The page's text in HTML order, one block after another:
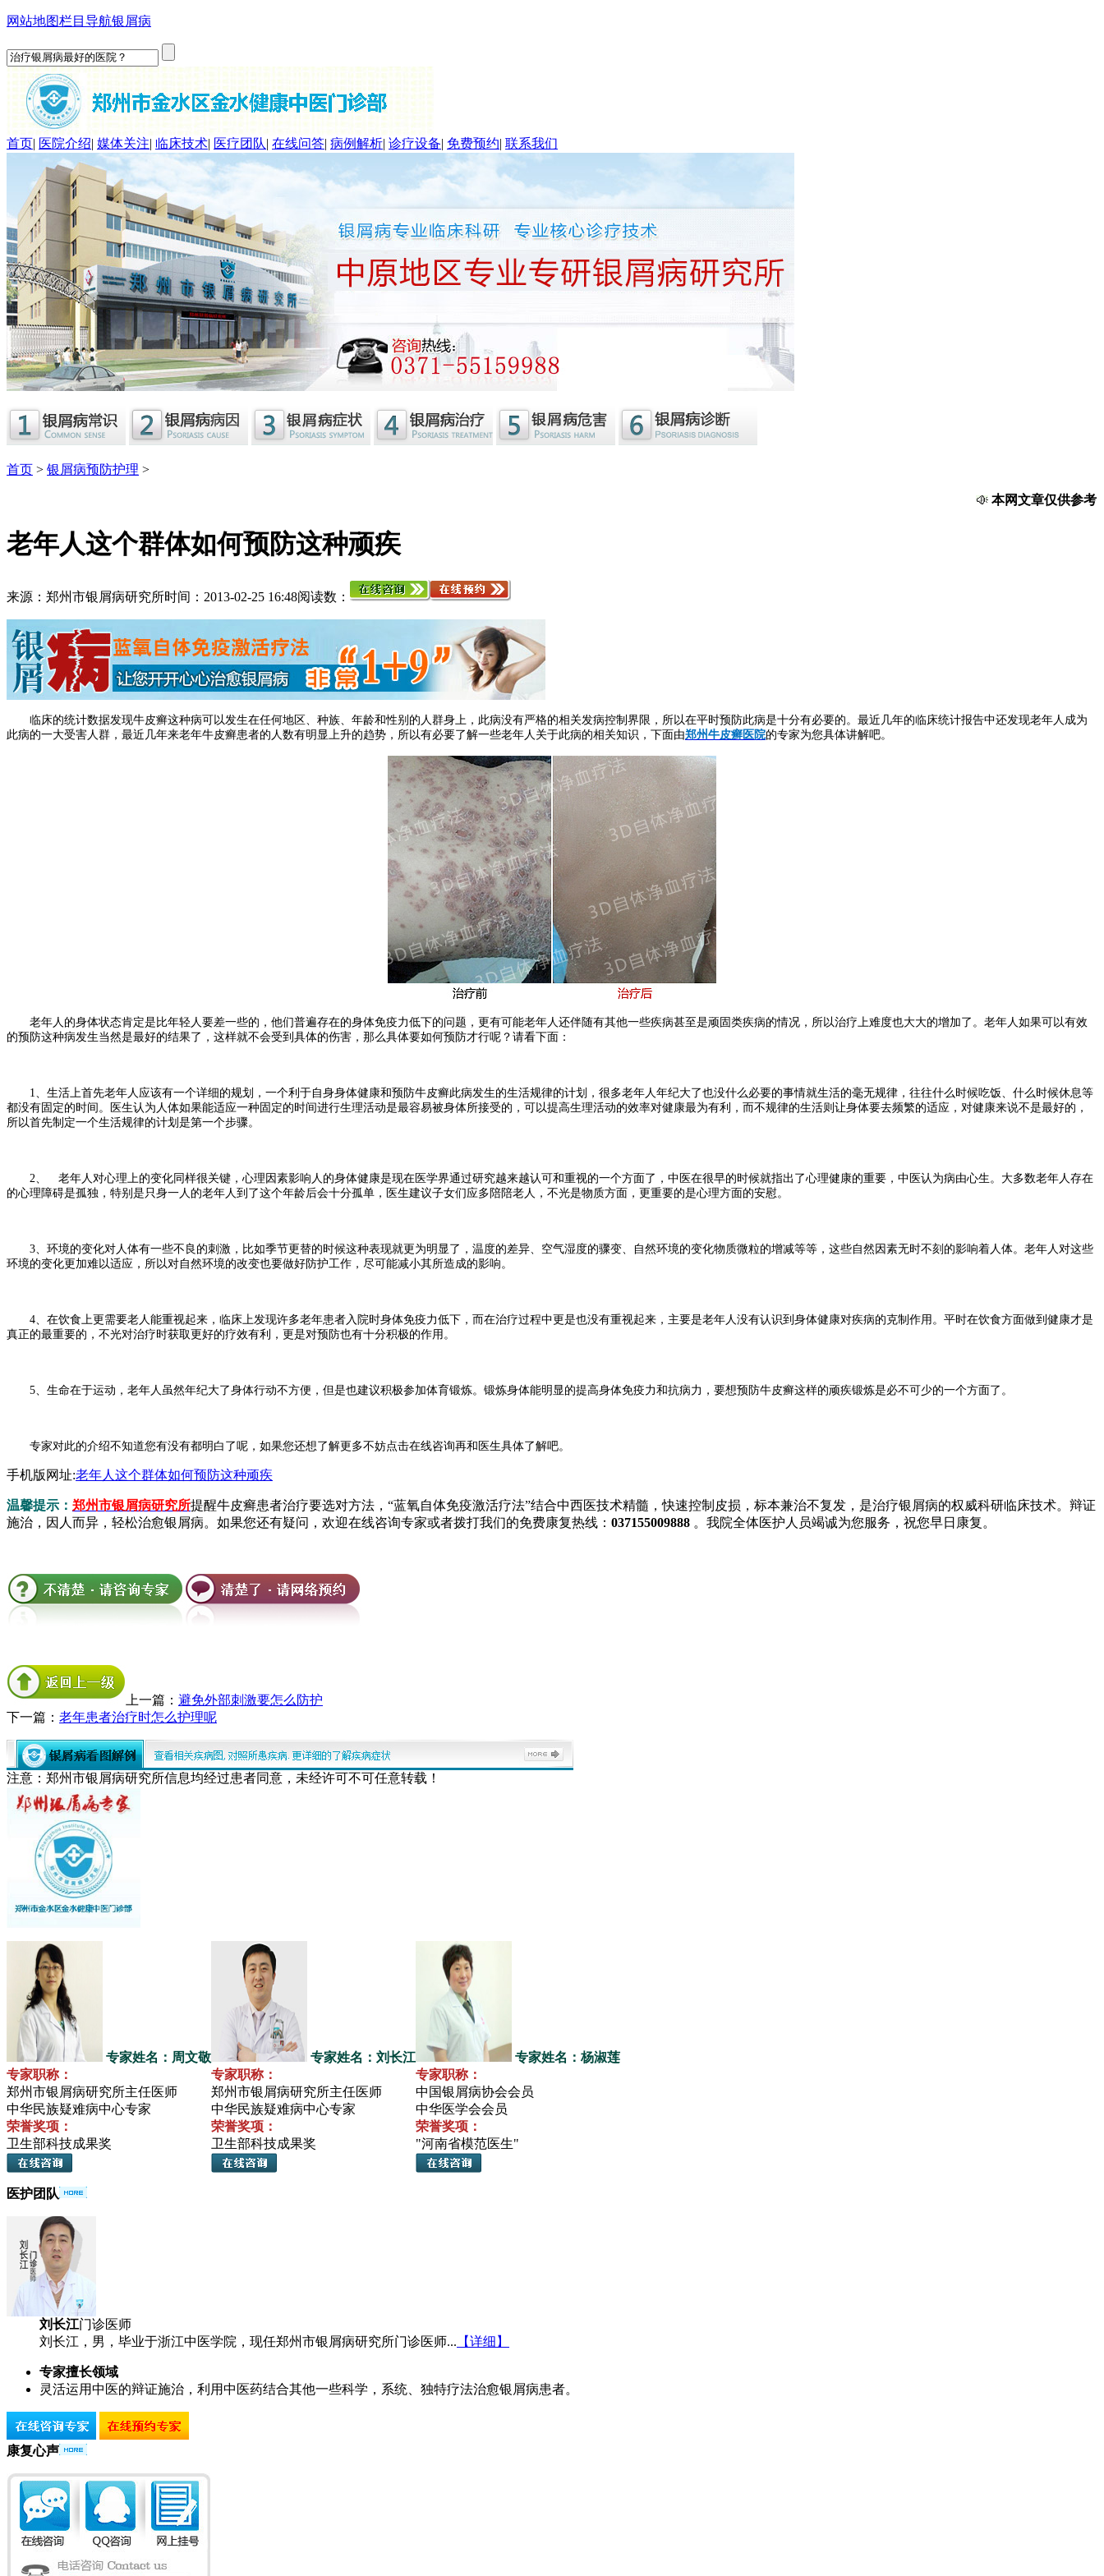
网站地图栏目导航银屑病
首页| 医院介绍| 媒体关注| 临床技术| 医疗团队| 在线问答| 病例解析| 诊疗设备| 免费预约| 联系我们
首页 > 银屑病预防护理 >
本网文章仅供参考，
老年人这个群体如何预防这种顽疾
来源：郑州市银屑病研究所时间：2013-02-25 16:48阅读数：
临床的统计数据发现牛皮癣这种病可以发生在任何地区、种族、年龄和性别的人群身上，此病没有严格的相关发病控制界限，所以在平时预防此病是十分有必要的。最近几年的临床统计报告中还发现老年人成为
此病的一大受害人群，最近几年来老年牛皮癣患者的人数有明显上升的趋势，所以有必要了解一些老年人关于此病的相关知识，下面由郑州牛皮癣医院的专家为您具体讲解吧。
老年人的身体状态肯定是比年轻人要差一些的，他们普遍存在的身体免疫力低下的问题，更有可能老年人还伴随有其他一些疾病甚至是顽固类疾病的情况，所以治疗上难度也大大的增加了。老年人如果可以有效
的预防这种病发生当然是最好的结果了，这样就不会受到具体的伤害，那么具体要如何预防才行呢？请看下面：
1、生活上首先老年人应该有一个详细的规划，一个利于自身身体健康和预防牛皮癣此病发生的生活规律的计划，很多老年人年纪大了也没什么必要的事情就生活的毫无规律，往往什么时候吃饭、什么时候休息等
都没有固定的时间。医生认为人体如果能适应一种固定的时间进行生理活动是最容易被身体所接受的，可以提高生理活动的效率对健康最为有利，而不规律的生活则让身体要去频繁的适应，对健康来说不是最好的，
所以首先制定一个生活规律的计划是第一个步骤。
2、 老年人对心理上的变化同样很关键，心理因素影响人的身体健康是现在医学界通过研究越来越认可和重视的一个方面了，中医在很早的时候就指出了心理健康的重要，中医认为病由心生。大多数老年人存在
的心理障碍是孤独，特别是只身一人的老年人到了这个年龄后会十分孤单，医生建议子女们应多陪陪老人，不光是物质方面，更重要的是心理方面的安慰。
3、环境的变化对人体有一些不良的刺激，比如季节更替的时候这种表现就更为明显了，温度的差异、空气湿度的骤变、自然环境的变化物质微粒的增减等等，这些自然因素无时不刻的影响着人体。老年人对这些
环境的变化更加难以适应，所以对自然环境的改变也要做好防护工作，尽可能减小其所造成的影响。
4、在饮食上更需要老人能重视起来，临床上发现许多老年患者入院时身体免疫力低下，而在治疗过程中更是也没有重视起来，主要是老年人没有认识到身体健康对疾病的克制作用。平时在饮食方面做到健康才是
真正的最重要的，不光对治疗时获取更好的疗效有利，更是对预防也有十分积极的作用。
5、生命在于运动，老年人虽然年纪大了身体行动不方便，但是也建议积极参加体育锻炼。锻炼身体能明显的提高身体免疫力和抗病力，要想预防牛皮癣这样的顽疾锻炼是必不可少的一个方面了。
专家对此的介绍不知道您有没有都明白了呢，如果您还想了解更多不妨点击在线咨询再和医生具体了解吧。
手机版网址:老年人这个群体如何预防这种顽疾
温馨提示： 郑州市银屑病研究所提醒牛皮癣患者治疗要选对方法，“蓝氧自体免疫激活疗法”结合中西医技术精髓，快速控制皮损，标本兼治不复发，是治疗银屑病的权威科研临床技术。辩证
施治，因人而异，轻松治愈银屑病。如果您还有疑问，欢迎在线咨询专家或者拨打我们的免费康复热线： 037155009888 。我院全体医护人员竭诚为您服务，祝您早日康复。
上一篇： 避免外部刺激要怎么防护
下一篇： 老年患者治疗时怎么护理呢
注意：郑州市银屑病研究所信息均经过患者同意，未经许可不可任意转载！
专家姓名：周文敬
专家职称：
郑州市银屑病研究所主任医师
中华民族疑难病中心专家
荣誉奖项：
卫生部科技成果奖
专家姓名：刘长江
专家职称：
郑州市银屑病研究所主任医师
中华民族疑难病中心专家
荣誉奖项：
卫生部科技成果奖
专家姓名：杨淑莲
专家职称：
中国银屑病协会会员
中华医学会会员
荣誉奖项：
"河南省模范医生"
医护团队
刘长江门诊医师
刘长江，男，毕业于浙江中医学院，现任郑州市银屑病研究所门诊医师... 【详细】
专家擅长领域
灵活运用中医的辩证施治，利用中医药结合其他一些科学，系统、独特疗法治愈银屑病患者。
康复心声